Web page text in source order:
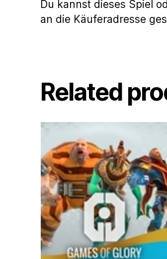
Du kannst dieses Spiel
an die Käuferadresse
Related